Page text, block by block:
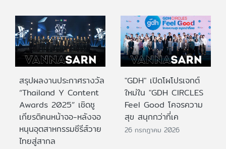
สรุปผลงานประกาศรางวัล
“Thailand Y Content
Awards 2025” เชิดชู
เกียรติคนหน้าจอ-หลังจอ
หนุนอุตสาหกรรมซีรีส์วาย
ไทยสู่สากล
"GDH" เปิดโผโปรเจกต์
ใหม่ใน "GDH CIRCLES
Feel Good โคจรความ
สุข สนุกกว่าที่เค
26 กรกฎาคม 2026